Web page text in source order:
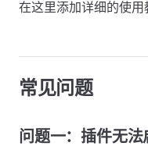
在这里添加详细的使用
常见问题
问题一：插件无法